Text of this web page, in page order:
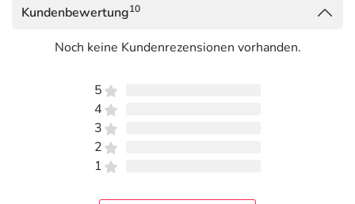
78467 Konstanz
PDF des Beipackzettels
herunterladen.
Kundenbewertung10
Noch keine Kundenrezensionen vorhanden.
5
4
3
2
1